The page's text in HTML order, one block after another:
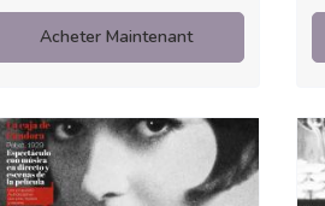
Acheter Maintenant